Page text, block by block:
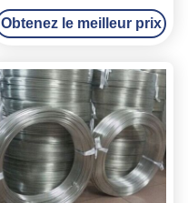
5mm - 38mm pour la coupe
faite sur commande
Obtenez le meilleur prix